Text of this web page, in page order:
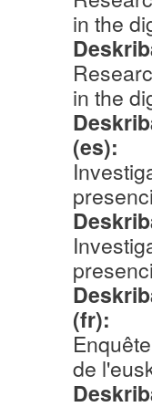
in the
in the
(es):
(fr):
de